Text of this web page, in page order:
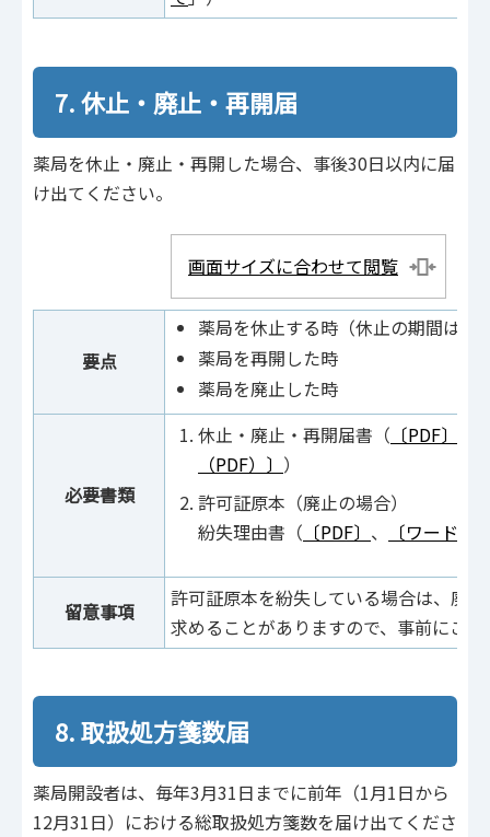
7. 休止・廃止・再開届
薬局を休止・廃止・再開した場合、事後30日以内に届
け出てください。
画面サイズに合わせて閲覧
要点
薬局を休止する時（休止の期間は3
薬局を再開した時
薬局を廃止した時
必要書類
休止・廃止・再開届書（ 〔PDF〕
（PDF）〕 ）
許可証原本（廃止の場合）
紛失理由書（ 〔PDF〕 、 〔ワード〕
留意事項
許可証原本を紛失している場合は、廃
求めることがありますので、事前にご
8. 取扱処方箋数届
薬局開設者は、毎年3月31日までに前年（1月1日から
12月31日）における総取扱処方箋数を届け出てくださ